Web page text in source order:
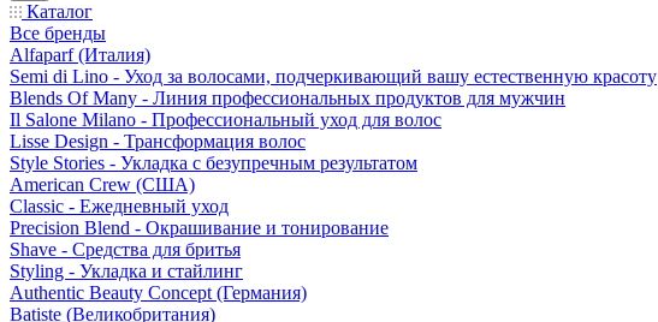
Каталог
Все бренды
Alfaparf (Италия)
Semi di Lino - Уход за волосами, подчеркивающий вашу естественную красоту
Blends Of Many - Линия профессиональных продуктов для мужчин
Il Salone Milano - Профессиональный уход для волос
Lisse Design - Трансформация волос
Style Stories - Укладка с безупречным результатом
American Crew (США)
Classic - Ежедневный уход
Precision Blend - Окрашивание и тонирование
Shave - Средства для бритья
Styling - Укладка и стайлинг
Authentic Beauty Concept (Германия)
Batiste (Великобритания)